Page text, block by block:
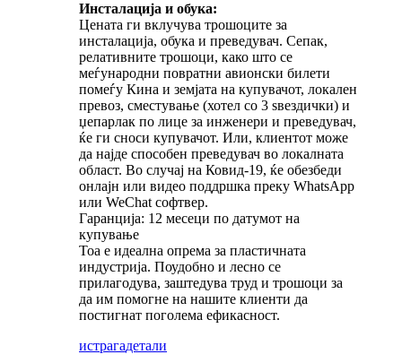
Инсталација и обука:
Цената ги вклучува трошоците за
инсталација, обука и преведувач. Сепак,
релативните трошоци, како што се
меѓународни повратни авионски билети
помеѓу Кина и земјата на купувачот, локален
превоз, сместување (хотел со 3 ѕвездички) и
џепарлак по лице за инженери и преведувач,
ќе ги сноси купувачот. Или, клиентот може
да најде способен преведувач во локалната
област. Во случај на Ковид-19, ќе обезбеди
онлајн или видео поддршка преку WhatsApp
или WeChat софтвер.
Гаранција: 12 месеци по датумот на
купување
Тоа е идеална опрема за пластичната
индустрија. Поудобно и лесно се
прилагодува, заштедува труд и трошоци за
да им помогне на нашите клиенти да
постигнат поголема ефикасност.
истрагадетали